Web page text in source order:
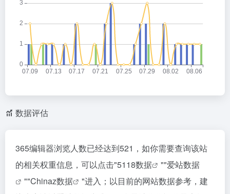
数据评估
365编辑器浏览人数已经达到521，如你需要查询该站
的相关权重信息，可以点击"5118数据 ""爱站数据
""Chinaz数据
"进入；以目前的网站数据参考，建